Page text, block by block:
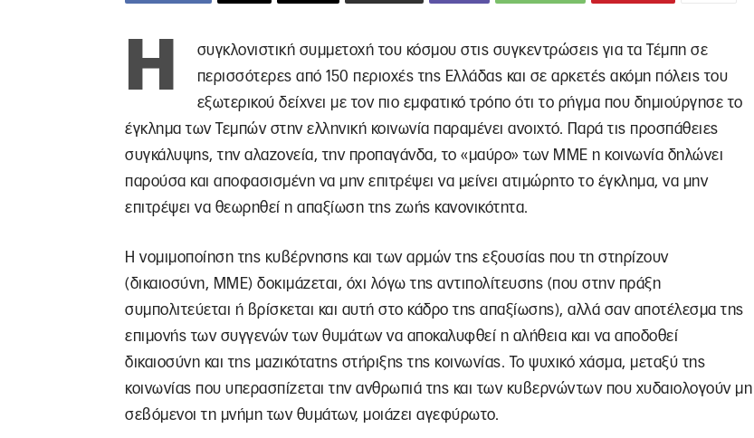
Η
συγκλονιστική συμμετοχή του κόσμου στις συγκεντρώσεις για τα Τέμπη σε
περισσότερες από 150 περιοχές της Ελλάδας και σε αρκετές ακόμη πόλεις του
εξωτερικού δείχνει με τον πιο εμφατικό τρόπο ότι το ρήγμα που δημιούργησε το
έγκλημα των Τεμπών στην ελληνική κοινωνία παραμένει ανοιχτό. Παρά τις προσπάθειες
συγκάλυψης, την αλαζονεία, την προπαγάνδα, το «μαύρο» των ΜΜΕ η κοινωνία δηλώνει
παρούσα και αποφασισμένη να μην επιτρέψει να μείνει ατιμώρητο το έγκλημα, να μην
επιτρέψει να θεωρηθεί η απαξίωση της ζωής κανονικότητα.
Η νομιμοποίηση της κυβέρνησης και των αρμών της εξουσίας που τη στηρίζουν
(δικαιοσύνη, ΜΜΕ) δοκιμάζεται, όχι λόγω της αντιπολίτευσης (που στην πράξη
συμπολιτεύεται ή βρίσκεται και αυτή στο κάδρο της απαξίωσης), αλλά σαν αποτέλεσμα της
επιμονής των συγγενών των θυμάτων να αποκαλυφθεί η αλήθεια και να αποδοθεί
δικαιοσύνη και της μαζικότατης στήριξης της κοινωνίας. Το ψυχικό χάσμα, μεταξύ της
κοινωνίας που υπερασπίζεται την ανθρωπιά της και των κυβερνώντων που χυδαιολογούν μη
σεβόμενοι τη μνήμη των θυμάτων, μοιάζει αγεφύρωτο.